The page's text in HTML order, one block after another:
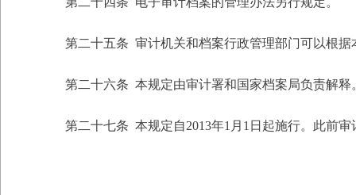
第二十五条 审计机关和档案行政管理部门可以根据
第二十六条 本规定由审计署和国家档案局负责解释
第二十七条 本规定自2013年1月1日起施行。此前审